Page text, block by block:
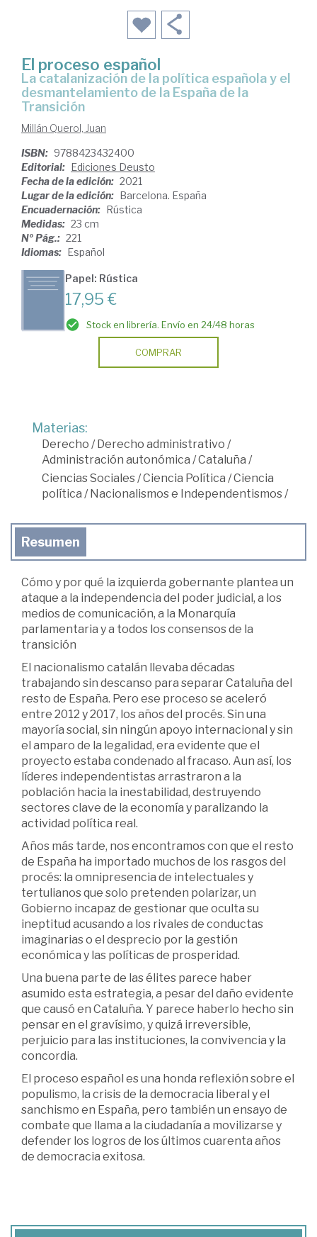
El proceso español
la catalanización de la política española y el
desmantelamiento de la España de la
Transición
Millán Querol, Juan
ISBN: 9788423432400
Editorial: Ediciones Deusto
Fecha de la edición: 2021
Lugar de la edición: Barcelona. España
Encuadernación: Rústica
Medidas: 23 cm
Nº Pág.: 221
Idiomas: Español
Papel: Rústica
17,95 €
Stock en librería. Envío en 24/48 horas
COMPRAR
Materias:
Derecho /Derecho administrativo /
Administración autonómica /Cataluña /
Ciencias Sociales/Ciencia Política /Ciencia
política /Nacionalismos e Independentismos/
Resumen
Cómo y por qué la izquierda gobernante plantea un
ataque a la independencia del poder judicial, a los
medios de comunicación, a la Monarquía
parlamentaria y a todos los consensos de la
transición
El nacionalismo catalán llevaba décadas
trabajando sin descanso para separar Cataluña del
resto de España. Pero ese proceso se aceleró
entre 2012 y 2017, los años del procés. Sin una
mayoría social, sin ningún apoyo internacional y sin
el amparo de la legalidad, era evidente que el
proyecto estaba condenado al fracaso. Aun así, los
líderes independentistas arrastraron a la
población hacia la inestabilidad, destruyendo
sectores clave de la economía y paralizando la
actividad política real.
Años más tarde, nos encontramos con que el resto
de España ha importado muchos de los rasgos del
procés: la omnipresencia de intelectuales y
tertulianos que solo pretenden polarizar, un
Gobierno incapaz de gestionar que oculta su
ineptitud acusando a los rivales de conductas
imaginarias o el desprecio por la gestión
económica y las políticas de prosperidad.
Una buena parte de las élites parece haber
asumido esta estrategia, a pesar del daño evidente
que causó en Cataluña. Y parece haberlo hecho sin
pensar en el gravísimo, y quizá irreversible,
perjuicio para las instituciones, la convivencia y la
concordia.
El proceso español es una honda reflexión sobre el
populismo, la crisis de la democracia liberal y el
sanchismo en España, pero también un ensayo de
combate que llama a la ciudadanía a movilizarse y
defender los logros de los últimos cuarenta años
de democracia exitosa.